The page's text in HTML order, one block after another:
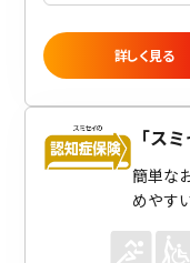
詳しく見る
「ス
簡単な
めやす